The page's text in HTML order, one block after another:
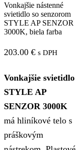
Vonkajšie nástenné
svietidlo so senzorom
STYLE AP SENZOR
3000K, biela farba
203.00 € s DPH
Vonkajšie svietidlo
STYLE AP
SENZOR 3000K
má hliníkové telo s
práškovým